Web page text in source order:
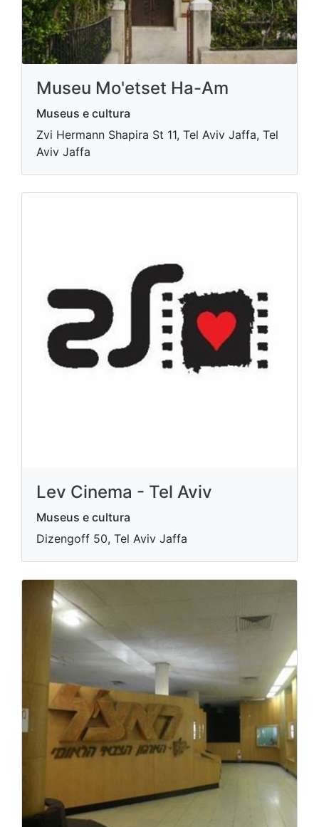
Museu Mo'etset Ha-Am
Museus e cultura
Zvi Hermann Shapira St 11, Tel Aviv Jaffa, Tel
Aviv Jaffa
Lev Cinema - Tel Aviv
Museus e cultura
Dizengoff 50, Tel Aviv Jaffa